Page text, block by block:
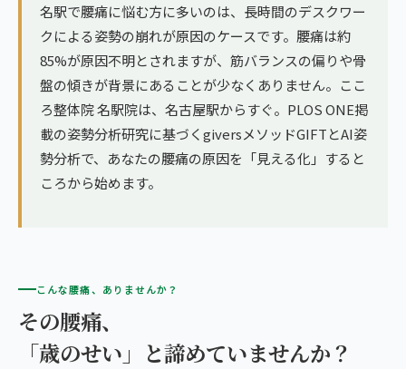
ヨガ・ピラティス
鹿児島エリア（3院）
→ エリア一覧（全11エリア）
名駅で腰痛に悩む方に多いのは、長時間のデスクワー
クによる姿勢の崩れが原因のケースです。腰痛は約
85%が原因不明とされますが、筋バランスの偏りや骨
盤の傾きが背景にあることが少なくありません。ここ
ろ整体院 名駅院は、名古屋駅からすぐ。PLOS ONE掲
載の姿勢分析研究に基づくgiversメソッドGIFTとAI姿
勢分析で、あなたの腰痛の原因を「見える化」すると
ころから始めます。
こんな腰痛、ありませんか？
その腰痛、
「歳のせい」と諦めていませんか？